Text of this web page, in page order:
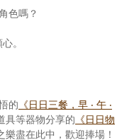
色嗎？
。
的 《日日三餐，早 ‧ 午 ‧
具等器物分享的 《日日物
盡在此中，歡迎捧場！